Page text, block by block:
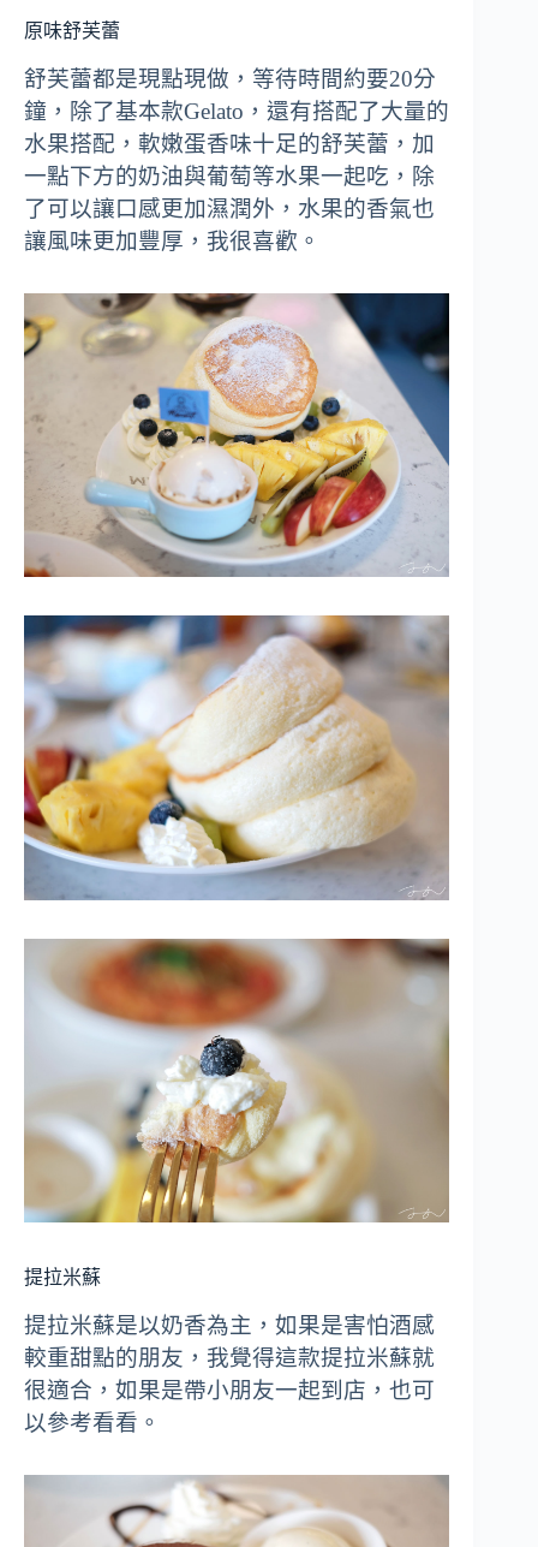
原味舒芙蕾
舒芙蕾都是現點現做，等待時間約要20分
鐘，除了基本款Gelato，還有搭配了大量的
水果搭配，軟嫩蛋香味十足的舒芙蕾，加
一點下方的奶油與葡萄等水果一起吃，除
了可以讓口感更加濕潤外，水果的香氣也
讓風味更加豐厚，我很喜歡。
提拉米蘇
提拉米蘇是以奶香為主，如果是害怕酒感
較重甜點的朋友，我覺得這款提拉米蘇就
很適合，如果是帶小朋友一起到店，也可
以參考看看。